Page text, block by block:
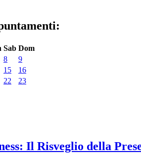
Sab Dom
8
9
15
16
22 23
Il Risveglio della